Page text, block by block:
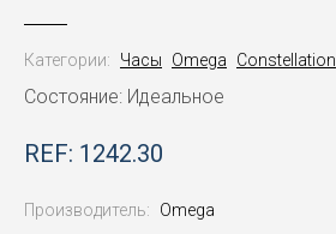
Категории: Часы Omega Constellation
Состояние: Идеальное
REF: 1242.30
Производитель: Omega